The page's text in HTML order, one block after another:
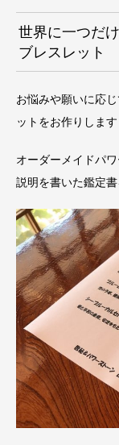
世界に一つだ
ブレスレット
お悩みや願いに応
ットをお作りします
オーダーメイドパ
説明を書いた鑑定書